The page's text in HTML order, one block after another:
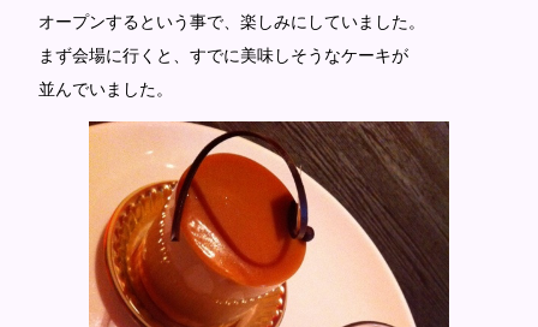
オープンするという事で、楽しみにしていました。
まず会場に行くと、すでに美味しそうなケーキが
並んでいました。